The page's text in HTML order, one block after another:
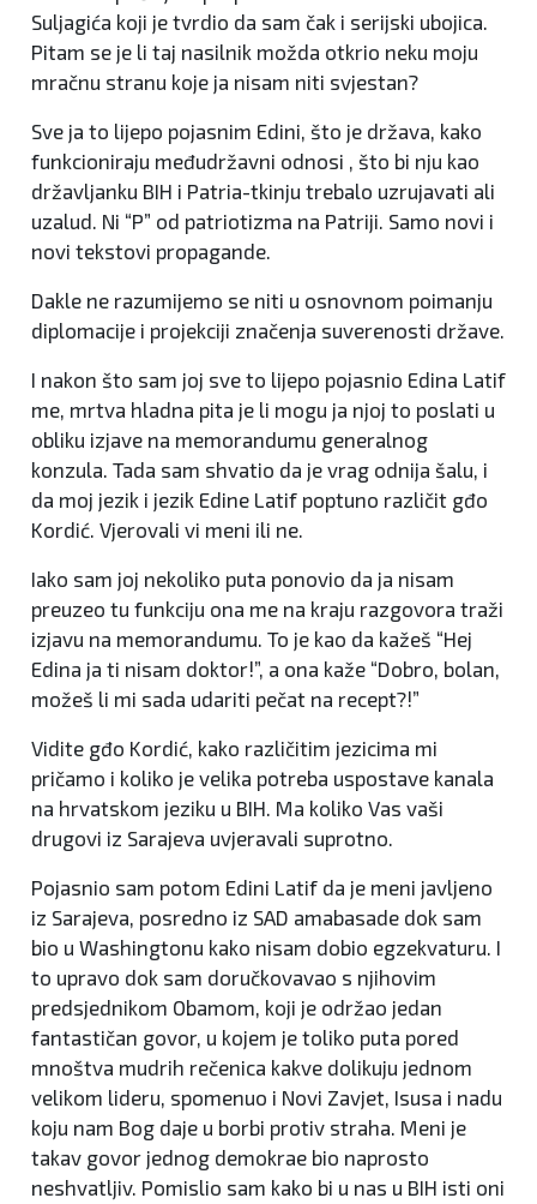
Suljagića koji je tvrdio da sam čak i serijski ubojica.
Pitam se je li taj nasilnik možda otkrio neku moju
mračnu stranu koje ja nisam niti svjestan?
Sve ja to lijepo pojasnim Edini, što je država, kako
funkcioniraju međudržavni odnosi , što bi nju kao
državljanku BIH i Patria-tkinju trebalo uzrujavati ali
uzalud. Ni “P” od patriotizma na Patriji. Samo novi i
novi tekstovi propagande.
Dakle ne razumijemo se niti u osnovnom poimanju
diplomacije i projekciji značenja suverenosti države.
I nakon što sam joj sve to lijepo pojasnio Edina Latif
me, mrtva hladna pita je li mogu ja njoj to poslati u
obliku izjave na memorandumu generalnog
konzula. Tada sam shvatio da je vrag odnija šalu, i
da moj jezik i jezik Edine Latif poptuno različit gđo
Kordić. Vjerovali vi meni ili ne.
Iako sam joj nekoliko puta ponovio da ja nisam
preuzeo tu funkciju ona me na kraju razgovora traži
izjavu na memorandumu. To je kao da kažeš “Hej
Edina ja ti nisam doktor!”, a ona kaže “Dobro, bolan,
možeš li mi sada udariti pečat na recept?!”
Vidite gđo Kordić, kako različitim jezicima mi
pričamo i koliko je velika potreba uspostave kanala
na hrvatskom jeziku u BIH. Ma koliko Vas vaši
drugovi iz Sarajeva uvjeravali suprotno.
Pojasnio sam potom Edini Latif da je meni javljeno
iz Sarajeva, posredno iz SAD amabasade dok sam
bio u Washingtonu kako nisam dobio egzekvaturu. I
to upravo dok sam doručkovavao s njihovim
predsjednikom Obamom, koji je održao jedan
fantastičan govor, u kojem je toliko puta pored
mnoštva mudrih rečenica kakve dolikuju jednom
velikom lideru, spomenuo i Novi Zavjet, Isusa i nadu
koju nam Bog daje u borbi protiv straha. Meni je
takav govor jednog demokrae bio naprosto
neshvatljiv. Pomislio sam kako bi u nas u BIH isti oni